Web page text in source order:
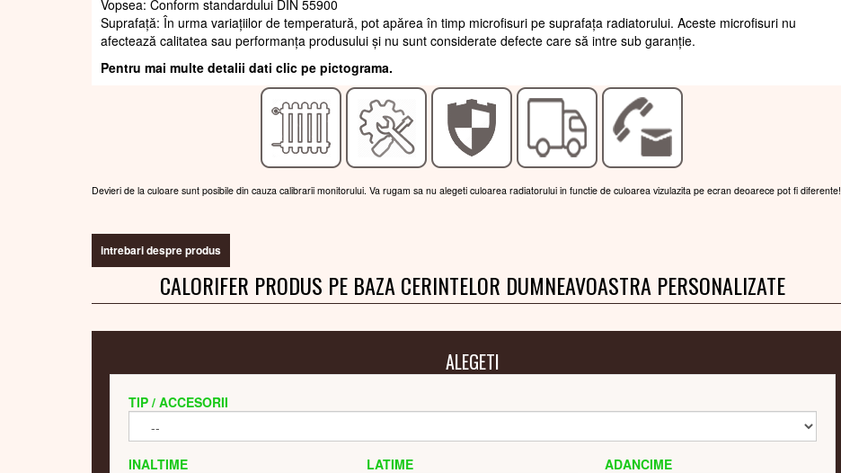
Vopsea: Conform standardului DIN 55900
Suprafaţă: În urma variațiilor de temperatură, pot apărea în timp microfisuri pe suprafața radiatorului. Aceste microfisuri nu
afectează calitatea sau performanța produsului și nu sunt considerate defecte care să intre sub garanție.
Pentru mai multe detalii dati clic pe pictograma.
Devieri de la culoare sunt posibile din cauza calibrarii monitorului. Va rugam sa nu alegeti culoarea radiatorului in functie de culoarea vizulazita pe ecran deoarece pot fi diferente!
intrebari despre produs
CALORIFER PRODUS PE BAZA CERINTELOR DUMNEAVOASTRA PERSONALIZATE
ALEGETI
TIP / ACCESORII
INALTIME LATIME ADANCIME